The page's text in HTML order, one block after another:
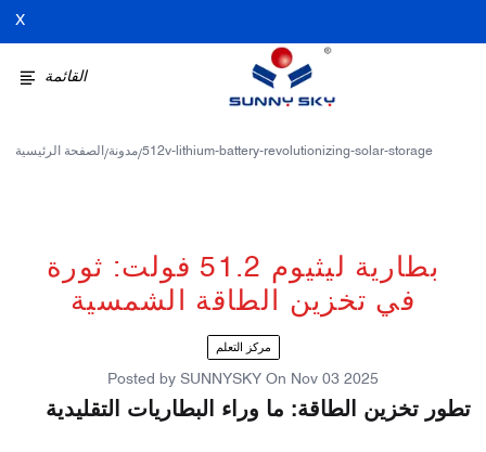
X
القائمة
الصفحة الرئيسية /مدونة/512v-lithium-battery-revolutionizing-solar-storage
بطارية ليثيوم 51.2 فولت: ثورة
في تخزين الطاقة الشمسية
مركز التعلم
Posted by SUNNYSKY On Nov 03 2025
تطور تخزين الطاقة: ما وراء البطاريات التقليدية